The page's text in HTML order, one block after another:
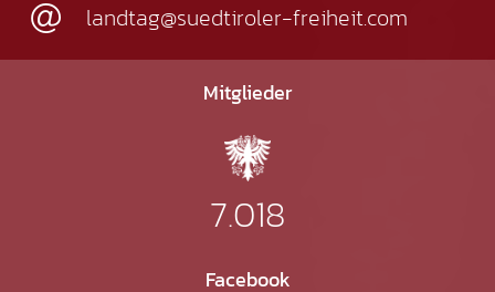
landtag@suedtiroler-freiheit.com
Mitglieder
7.018
Facebook